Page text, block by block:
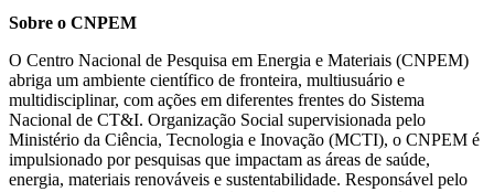
Sobre o CNPEM
O Centro Nacional de Pesquisa em Energia e Materiais (CNPEM)
abriga um ambiente científico de fronteira, multiusuário e
multidisciplinar, com ações em diferentes frentes do Sistema
Nacional de CT&I. Organização Social supervisionada pelo
Ministério da Ciência, Tecnologia e Inovação (MCTI), o CNPEM é
impulsionado por pesquisas que impactam as áreas de saúde,
energia, materiais renováveis e sustentabilidade. Responsável pelo